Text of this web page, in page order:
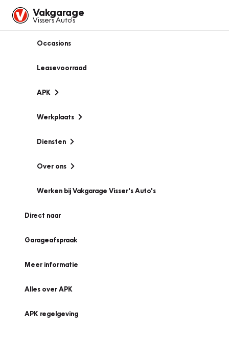
Vakgarage
Vissers Auto's
Occasions
Leasevoorraad
APK
Werkplaats
Diensten
Over ons
Werken bij Vakgarage Visser's Auto's
Direct naar
Garageafspraak
Meer informatie
Alles over APK
APK regelgeving